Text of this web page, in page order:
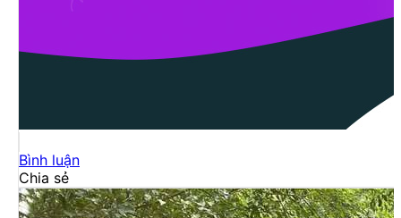
Bình luận
Chia sẻ